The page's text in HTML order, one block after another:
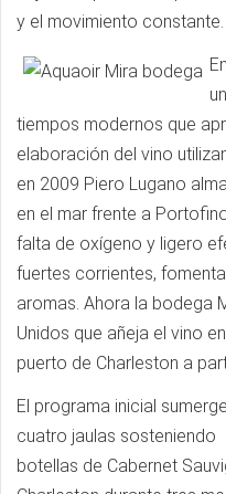
y el movimiento constante.
tiempos modernos que
elaboración del vino
en 2009 Piero Lugano
en el mar frente a
falta de oxígeno y ligero
fuertes corrientes,
aromas. Ahora la bodega
Unidos que añeja el vino
puerto de Charleston a
El programa inicial sumerge
cuatro jaulas sosteniendo
botellas de Cabernet